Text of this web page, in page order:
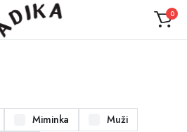
0
Miminka
Muži